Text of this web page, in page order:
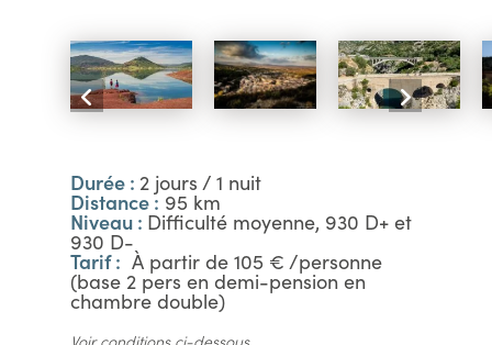
Durée : 2 jours / 1 nuit
Distance : 95 km
Niveau : Difficulté moyenne, 930 D+ et
930 D-
Tarif : À partir de 105 € /personne
(base 2 pers en demi-pension en
chambre double)
Voir conditions ci-dessous.